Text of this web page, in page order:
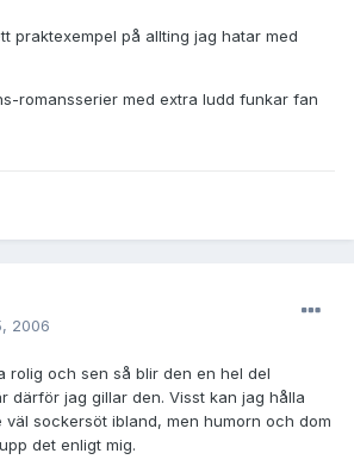
praktexempel på allting jag hatar med
romansserier med extra ludd funkar fan
2006
rolig och sen så blir den en hel del
därför jag gillar den. Visst kan jag hålla
väl sockersöt ibland, men humorn och dom
det enligt mig.